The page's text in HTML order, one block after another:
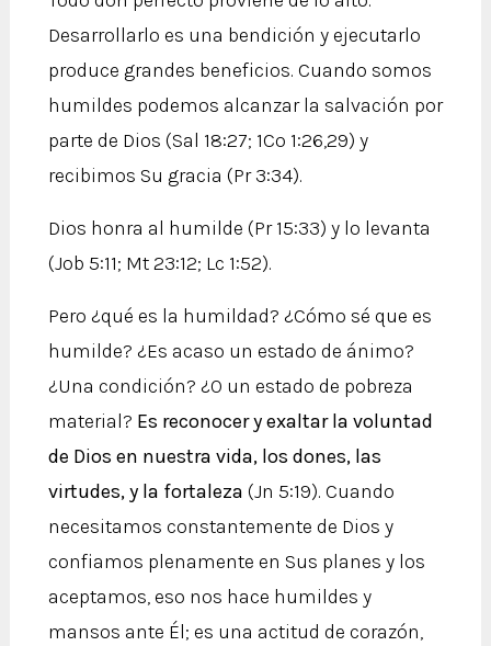
Desarrollarlo es una bendición y ejecutarlo
produce grandes beneficios. Cuando somos
humildes podemos alcanzar la salvación por
parte de Dios (Sal 18:27; 1Co 1:26,29) y
recibimos Su gracia (Pr 3:34).
Dios honra al humilde (Pr 15:33) y lo levanta
(Job 5:11; Mt 23:12; Lc 1:52).
Pero ¿qué es la humildad? ¿Cómo sé que es
humilde? ¿Es acaso un estado de ánimo?
¿Una condición? ¿O un estado de pobreza
material? Es reconocer y exaltar la voluntad
de Dios en nuestra vida, los dones, las
virtudes, y la fortaleza (Jn 5:19). Cuando
necesitamos constantemente de Dios y
confiamos plenamente en Sus planes y los
aceptamos, eso nos hace humildes y
mansos ante Él; es una actitud de corazón,